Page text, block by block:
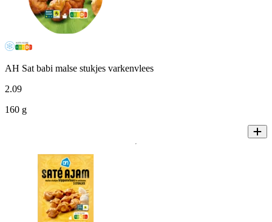
AH Sat babi malse stukjes varkenvlees
2.09
160 g